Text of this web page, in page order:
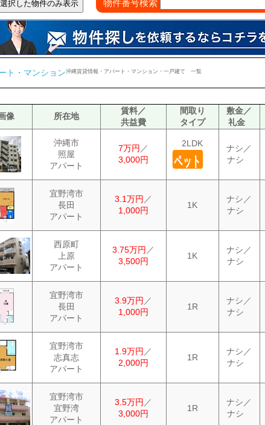
物件番号検索
ト・マンション沖縄賃貸情報・アパート・マンション・一戸建て 一覧
像 所在地
賃料／
共益費
間取り
タイプ
敷金／
礼金
沖縄市
照屋
アパート
7万円 ／
3,000円
2LDK
ペット
ナシ／
ナシ
宜野湾市
長田
アパート
3.1万円 ／
1,000円
1K
ナシ／
ナシ
西原町
上原
アパート
3.75万円 ／
3,500円
1K
ナシ／
ナシ
宜野湾市
長田
アパート
3.9万円 ／
1,000円
1R
ナシ／
ナシ
宜野湾市
志真志
アパート
1.9万円 ／
2,000円
1R
ナシ／
ナシ
宜野湾市
宜野湾
アパート
3.5万円 ／
3,000円
1R
ナシ／
ナシ